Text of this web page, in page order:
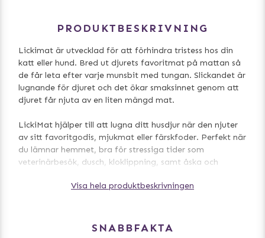
PRODUKTBESKRIVNING
Lickimat är utvecklad för att förhindra tristess hos din
katt eller hund. Bred ut djurets favoritmat på mattan så
de får leta efter varje munsbit med tungan. Slickandet är
lugnande för djuret och det ökar smaksinnet genom att
djuret får njuta av en liten mängd mat.
LickiMat hjälper till att lugna ditt husdjur när den njuter
av sitt favoritgodis, mjukmat eller färskfoder. Perfekt när
du lämnar hemmet, bra för stressiga tider som
veterinärbesök, dusch, kloklippning, samt åska och
frisk andedräkt genom att bakterier och mat skrapas av
Visa hela produktbeskrivningen
SNABBFAKTA